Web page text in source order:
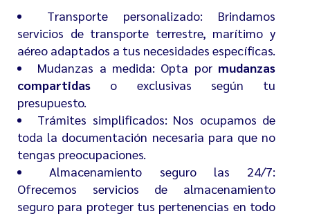
Transporte personalizado: Brindamos
servicios de transporte terrestre, marítimo y
aéreo adaptados a tus necesidades específicas.
Mudanzas a medida: Opta por mudanzas
compartidas o exclusivas según tu
presupuesto.
Trámites simplificados: Nos ocupamos de
toda la documentación necesaria para que no
tengas preocupaciones.
Almacenamiento seguro las 24/7:
Ofrecemos servicios de almacenamiento
seguro para proteger tus pertenencias en todo